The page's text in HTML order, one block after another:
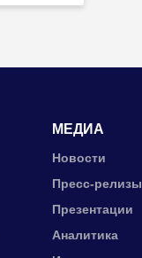
МЕДИА
Новости
Пресс-релизы
Презентации
Аналитика